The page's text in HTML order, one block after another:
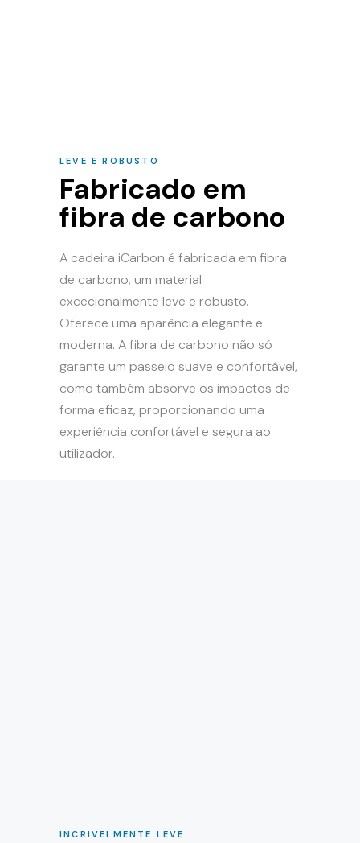
LEVE E ROBUSTO
Fabricado em
fibra de carbono
A cadeira iCarbon é fabricada em fibra
de carbono, um material
excecionalmente leve e robusto.
Oferece uma aparência elegante e
moderna. A fibra de carbono não só
garante um passeio suave e confortável,
como também absorve os impactos de
forma eficaz, proporcionando uma
experiência confortável e segura ao
utilizador.
INCRIVELMENTE LEVE